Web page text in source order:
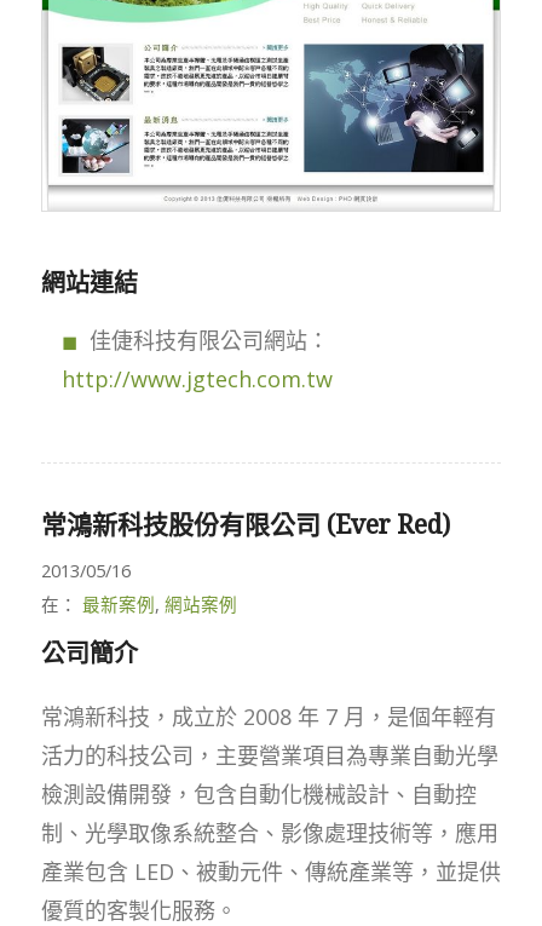
網站連結
佳倢科技有限公司網站：
http://www.jgtech.com.tw
常鴻新科技股份有限公司 (Ever Red)
2013/05/16
在： 最新案例, 網站案例
公司簡介
常鴻新科技，成立於 2008 年 7 月，是個年輕有
活力的科技公司，主要營業項目為專業自動光學
檢測設備開發，包含自動化機械設計、自動控
制、光學取像系統整合、影像處理技術等，應用
產業包含 LED、被動元件、傳統產業等，並提供
優質的客製化服務。